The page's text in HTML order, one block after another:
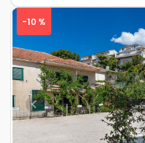
Previous
-10 %